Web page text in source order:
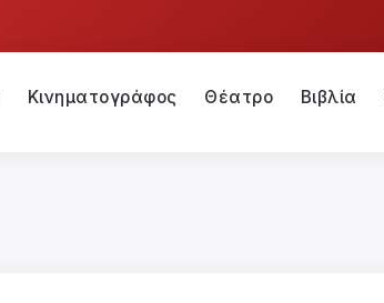
Κινηματογράφος Θέατρο Βιβλία